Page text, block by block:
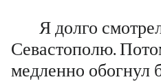
Я долго
Севастополю.
медленно обогнул